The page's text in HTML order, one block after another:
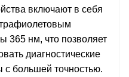
включают в себя
365 нм, что позволяет
диагностические
большей точностью.